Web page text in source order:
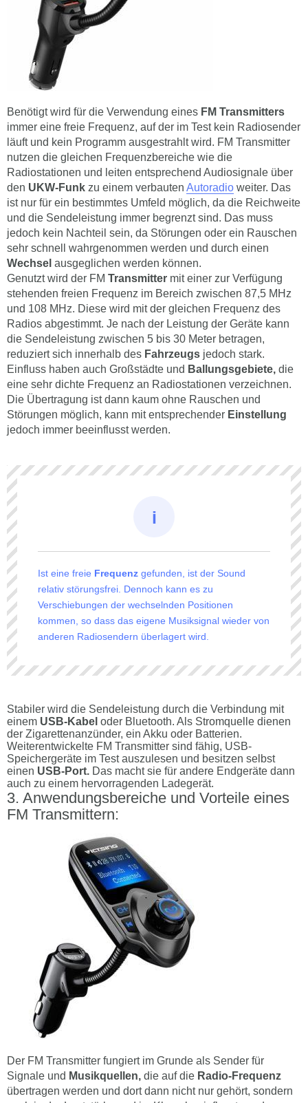
Benötigt wird für die Verwendung eines FM Transmitters
immer eine freie Frequenz, auf der im Test kein Radiosender
läuft und kein Programm ausgestrahlt wird. FM Transmitter
nutzen die gleichen Frequenzbereiche wie die
Radiostationen und leiten entsprechend Audiosignale über
den UKW-Funk zu einem verbauten Autoradio weiter. Das
ist nur für ein bestimmtes Umfeld möglich, da die Reichweite
und die Sendeleistung immer begrenzt sind. Das muss
jedoch kein Nachteil sein, da Störungen oder ein Rauschen
sehr schnell wahrgenommen werden und durch einen
Wechsel ausgeglichen werden können.
Genutzt wird der FM Transmitter mit einer zur Verfügung
stehenden freien Frequenz im Bereich zwischen 87,5 MHz
und 108 MHz. Diese wird mit der gleichen Frequenz des
Radios abgestimmt. Je nach der Leistung der Geräte kann
die Sendeleistung zwischen 5 bis 30 Meter betragen,
reduziert sich innerhalb des Fahrzeugs jedoch stark.
Einfluss haben auch Großstädte und Ballungsgebiete, die
eine sehr dichte Frequenz an Radiostationen verzeichnen.
Die Übertragung ist dann kaum ohne Rauschen und
Störungen möglich, kann mit entsprechender Einstellung
jedoch immer beeinflusst werden.
Ist eine freie Frequenz gefunden, ist der Sound
relativ störungsfrei. Dennoch kann es zu
Verschiebungen der wechselnden Positionen
kommen, so dass das eigene Musiksignal wieder von
anderen Radiosendern überlagert wird.
Stabiler wird die Sendeleistung durch die Verbindung mit
einem USB-Kabel oder Bluetooth. Als Stromquelle dienen
der Zigarettenanzünder, ein Akku oder Batterien.
Weiterentwickelte FM Transmitter sind fähig, USB-
Speichergeräte im Test auszulesen und besitzen selbst
einen USB-Port. Das macht sie für andere Endgeräte dann
auch zu einem hervorragenden Ladegerät.
Anwendungsbereiche und Vorteile eines
FM Transmittern:
Der FM Transmitter fungiert im Grunde als Sender für
Signale und Musikquellen, die auf die Radio-Frequenz
übertragen werden und dort dann nicht nur gehört, sondern